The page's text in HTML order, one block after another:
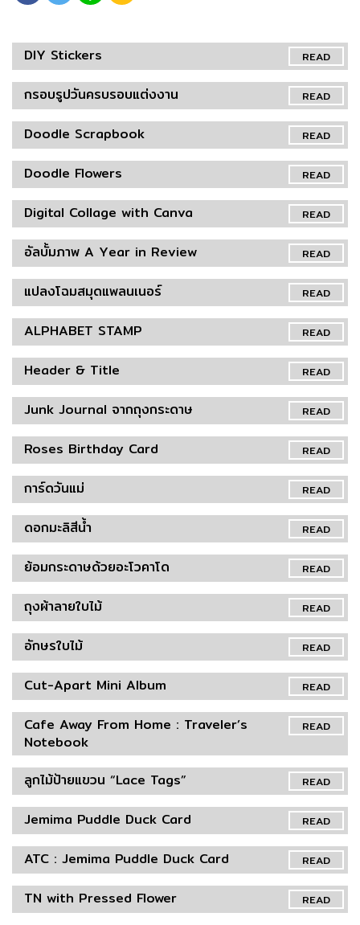
READ
DIY Stickers
READ
กรอบรูปวันครบรอบแต่งงาน
READ
Doodle Scrapbook
READ
Doodle Flowers
READ
Digital Collage with Canva
READ
อัลบั้มภาพ A Year in Review
READ
แปลงโฉมสมุดแพลนเนอร์
READ
ALPHABET STAMP
READ
Header & Title
READ
Junk Journal จากถุงกระดาษ
READ
Roses Birthday Card
READ
การ์ดวันแม่
READ
ดอกมะลิสีน้ำ
READ
ย้อมกระดาษด้วยอะโวคาโด
READ
ถุงผ้าลายใบไม้
READ
อักษรใบไม้
READ
Cut-Apart Mini Album
READ
Cafe Away From Home : Traveler’s
Notebook
READ
ลูกไม้ป้ายแขวน “Lace Tags”
READ
Jemima Puddle Duck Card
READ
ATC : Jemima Puddle Duck Card
READ
TN with Pressed Flower